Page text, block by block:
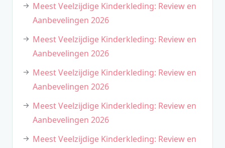
Meest Veelzijdige Kinderkleding: Review en
Aanbevelingen 2026
Meest Veelzijdige Kinderkleding: Review en
Aanbevelingen 2026
Meest Veelzijdige Kinderkleding: Review en
Aanbevelingen 2026
Meest Veelzijdige Kinderkleding: Review en
Aanbevelingen 2026
Meest Veelzijdige Kinderkleding: Review en